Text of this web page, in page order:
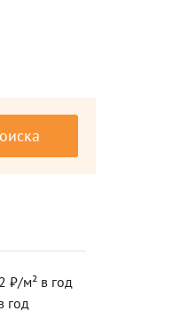
₽/м² в год
год